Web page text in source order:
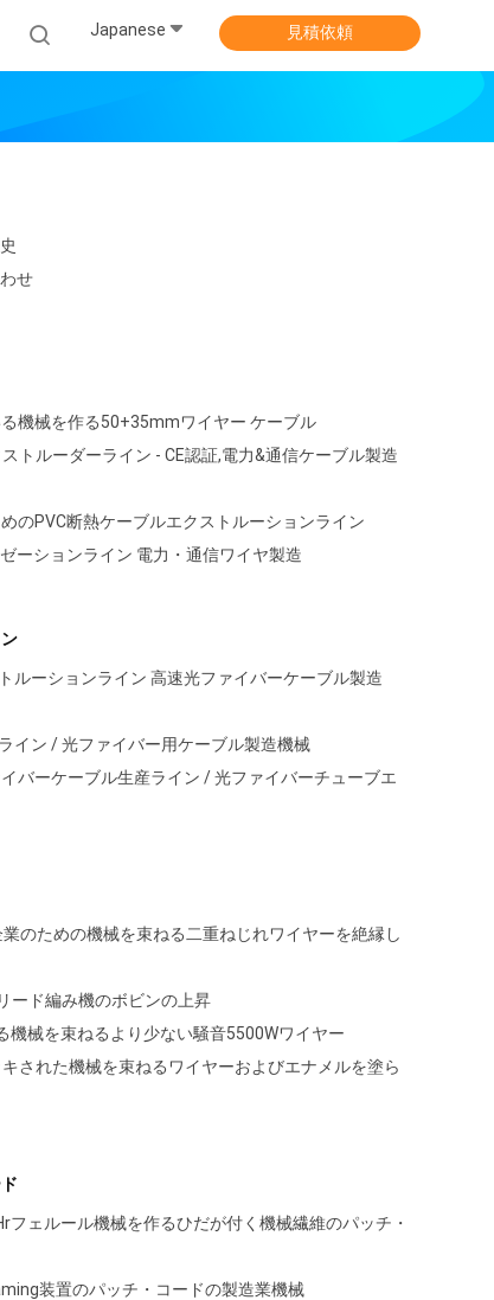
Japanese 見積依頼
せ
機械を作る50+35mmワイヤー ケーブル
トルーダーライン - CE認証,電力&通信ケーブル製造
のPVC断熱ケーブルエクストルーションライン
ーションライン 電力・通信ワイヤ製造
ルーションライン 高速光ファイバーケーブル製造
イン / 光ファイバー用ケーブル製造機械
バーケーブル生産ライン / 光ファイバーチューブエ
のための機械を束ねる二重ねじれワイヤーを絶縁し
ード編み機のボビンの上昇
械を束ねるより少ない騒音5500Wワイヤー
された機械を束ねるワイヤーおよびエナメルを塗ら
フェルール機械を作るひだが付く機械繊維のパッチ・
装置のパッチ・コードの製造業機械